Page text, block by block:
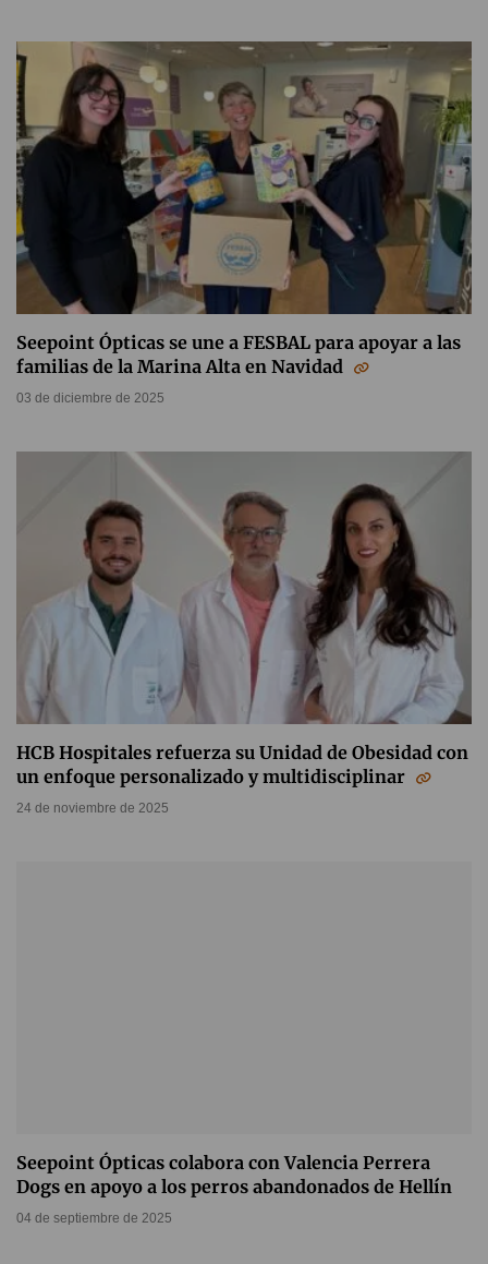
Seepoint Ópticas se une a FESBAL para apoyar a las
familias de la Marina Alta en Navidad
03 de diciembre de 2025
HCB Hospitales refuerza su Unidad de Obesidad con
un enfoque personalizado y multidisciplinar
24 de noviembre de 2025
Seepoint Ópticas colabora con Valencia Perrera
Dogs en apoyo a los perros abandonados de Hellín
04 de septiembre de 2025